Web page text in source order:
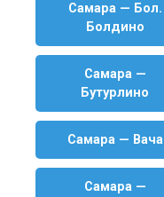
Самара — Бол.
Болдино
Самара —
Бутурлино
Самара — Вача
Самара —